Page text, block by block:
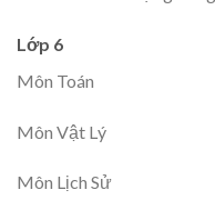
Lớp 6
Môn Toán
Môn Vật Lý
Môn Lịch Sử